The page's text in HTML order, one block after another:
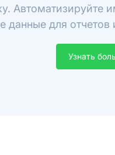
Автоматизируйте
для отчетов
Узнать